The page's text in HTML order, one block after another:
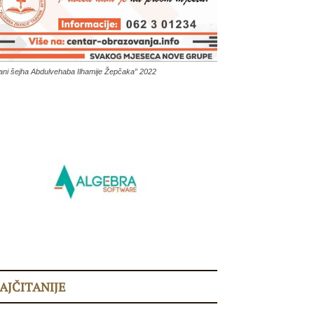
šejha Abdulvehaba Ilhamije Žepčaka” 2022